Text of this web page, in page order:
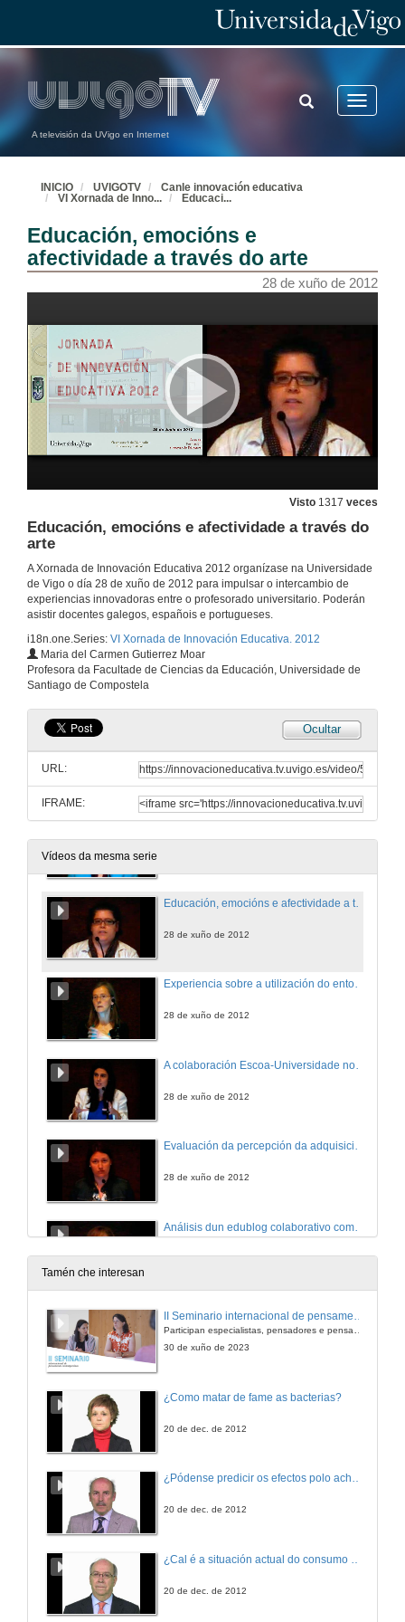
A televisión da UVigo en Internet
Toggle
TOGGLE
SEARCH
INICIO UVIGOTV
Canle innovación educativa
VI Xornada de Inno... Educaci...
Educación, emocións e
afectividade a través do arte
28 de xuño de 2012
Visto 1317 veces
Educación, emocións e afectividade a través do
arte
A Xornada de Innovación Educativa 2012 organízase na Universidade
de Vigo o día 28 de xuño de 2012 para impulsar o intercambio de
experiencias innovadoras entre o profesorado universitario. Poderán
asistir docentes galegos, españois e portugueses.
i18n.one.Series: VI Xornada de Innovación Educativa. 2012
Maria del Carmen Gutierrez Moar
Profesora da Facultade de Ciencias da Educación, Universidade de
Santiago de Compostela
Ocultar
URL:
IFRAME:
Vídeos da mesma serie
28 de xuño de 2012
Presentación de Ernest R. Sotomayor
28 de xuño de 2012
Social Media, a nova linguaxe na educación
28 de xuño de 2012
Preguntas
28 de xuño de 2012
Evaluación dos aprendizaxes e do traballo en grupo utilizando rúbricas: Unha experiencia innovadora intercampus.
28 de xuño de 2012
Achegas das Historias de Vida. A construción da historia da escola recente
28 de xuño de 2012
Experiencia sobre a utilización do entorno cultural como recurso didáctico na formación do profesorado de educación infantil
28 de xuño de 2012
28 de xuño de 2012
Evaluación da percepción da adquisición das competencias on-line. Unha ferramenta para a mellora continua das guías docentes
28 de xuño de 2012
28 de xuño de 2012
Preguntas
Tamén che interesan
II Seminario internacional de pensamento contemporáneo. Pensar o Antropoceno
30 de xuño de 2023
¿Como matar de fame as bacterias?
20 de dec. de 2012
¿Pódense predicir os efectos polo achegamento á Terra dos asteroides?
20 de dec. de 2012
20 de dec. de 2012